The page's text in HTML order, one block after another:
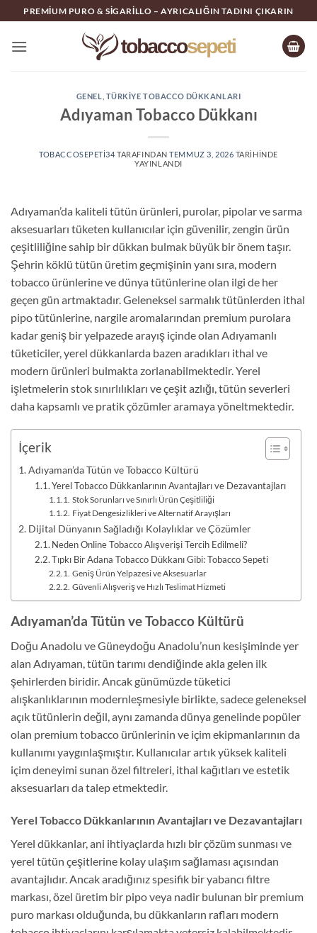
İçeriğe
atla
PREMIUM PURO & SIGARILLO – AYRICALIĞIN TADINI ÇIKARIN
GENEL TÜRKIYE TOBACCO DÜKKANLARI
Adıyaman Tobacco Dükkanı
TOBACCOSEPETI34TARAFINDAN TEMMUZ 3, 2026 TARIHINDE
YAYINLANDI
Adıyaman’da kaliteli tütün ürünleri, purolar, pipolar ve sarma
aksesuarları tüketen kullanıcılar için güvenilir, zengin ürün
çeşitliliğine sahip bir dükkan bulmak büyük bir önem taşır.
Şehrin köklü tütün üretim geçmişinin yanı sıra, modern
tobacco ürünlerine ve dünya tütünlerine olan ilgi de her
geçen gün artmaktadır. Geleneksel sarmalık tütünlerden ithal
pipo tütünlerine, nargile aromalarından premium purolara
kadar geniş bir yelpazede arayış içinde olan Adıyamanlı
tüketiciler, yerel dükkanlarda bazen aradıkları ithal ve
modern ürünleri bulmakta zorlanabilmektedir. Yerel
işletmelerin stok sınırlılıkları ve çeşit azlığı, tütün severleri
daha kapsamlı ve pratik çözümler aramaya yöneltmektedir.
İçerik
Adıyaman’da Tütün ve Tobacco Kültürü
Yerel Tobacco Dükkanlarının Avantajları ve Dezavantajları
Stok Sorunları ve Sınırlı Ürün Çeşitliliği
Fiyat Dengesizlikleri ve Alternatif Arayışları
Dijital Dünyanın Sağladığı Kolaylıklar ve Çözümler
Neden Online Tobacco Alışverişi Tercih Edilmeli?
Tıpkı Bir Adana Tobacco Dükkanı Gibi: Tobacco Sepeti
Geniş Ürün Yelpazesi ve Aksesuarlar
Güvenli Alışveriş ve Hızlı Teslimat Hizmeti
Adıyaman’da Tütün ve Tobacco Kültürü
Doğu Anadolu ve Güneydoğu Anadolu’nun kesişiminde yer
alan Adıyaman, tütün tarımı dendiğinde akla gelen ilk
şehirlerden biridir. Ancak günümüzde tüketici
alışkanlıklarının modernleşmesiyle birlikte, sadece geleneksel
açık tütünlerin değil, aynı zamanda dünya genelinde popüler
olan premium tobacco ürünlerinin ve içim ekipmanlarının da
kullanımı yaygınlaşmıştır. Kullanıcılar artık yüksek kaliteli
içim deneyimi sunan özel filtreleri, ithal kağıtları ve estetik
aksesuarları da talep etmektedir.
Yerel Tobacco Dükkanlarının Avantajları ve Dezavantajları
Yerel dükkanlar, ani ihtiyaçlarda hızlı bir çözüm sunması ve
yerel tütün çeşitlerine kolay ulaşım sağlaması açısından
avantajlıdır. Ancak aradığınız spesifik bir yabancı filtre
markası, özel üretim bir pipo veya nadir bulunan bir premium
puro markası olduğunda, bu dükkanların rafları modern